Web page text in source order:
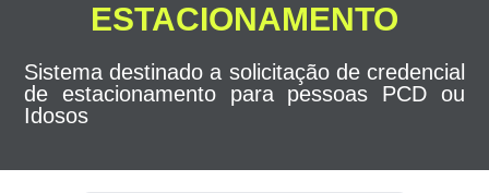
ESTACIONAMENTO
Sistema destinado a solicitação de credencial
de estacionamento para pessoas PCD ou
Idosos